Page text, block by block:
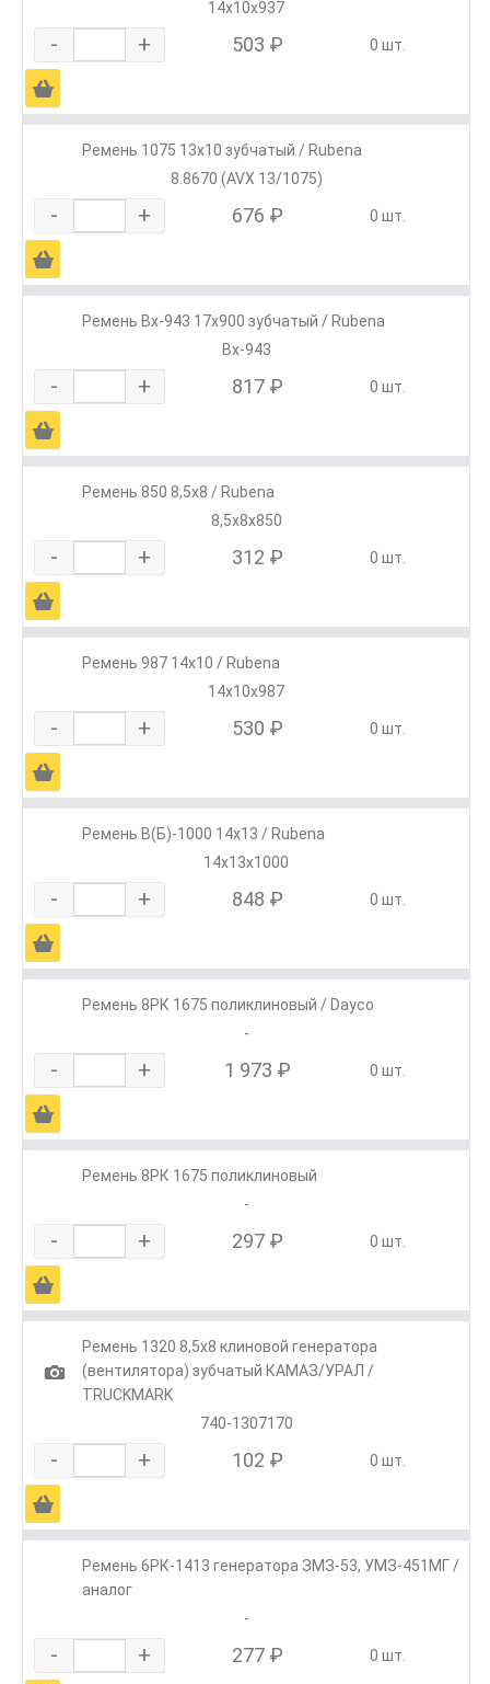
14х10х937
- + 503 ₽ 0 шт.
Ä
Ремень 1075 13х10 зубчатый / Rubena
8.8670 (AVX 13/1075)
- + 676 ₽ 0 шт.
Ä
Ремень Вх-943 17х900 зубчатый / Rubena
Вх-943
- + 817 ₽ 0 шт.
Ä
Ремень 850 8,5х8 / Rubena
8,5х8х850
- + 312 ₽ 0 шт.
Ä
Ремень 987 14х10 / Rubena
14х10х987
- + 530 ₽ 0 шт.
Ä
Ремень В(Б)-1000 14х13 / Rubena
14х13х1000
- + 848 ₽ 0 шт.
Ä
Ремень 8РК 1675 поликлиновый / Dayco
-
- + 1 973 ₽ 0 шт.
Ä
Ремень 8РК 1675 поликлиновый
-
- + 297 ₽ 0 шт.
Ä
1
Ремень 1320 8,5х8 клиновой генератора
(вентилятора) зубчатый КАМАЗ/УРАЛ /
TRUCKMARK
740-1307170
- + 102 ₽ 0 шт.
Ä
Ремень 6РК-1413 генератора ЗМЗ-53, УМЗ-451МГ /
аналог
-
- + 277 ₽ 0 шт.